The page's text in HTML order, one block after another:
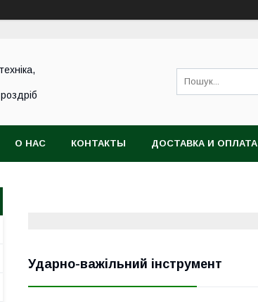
О НАС КОНТАКТЫ ДОСТАВКА И ОПЛАТА
Ударно-важільний інструмент